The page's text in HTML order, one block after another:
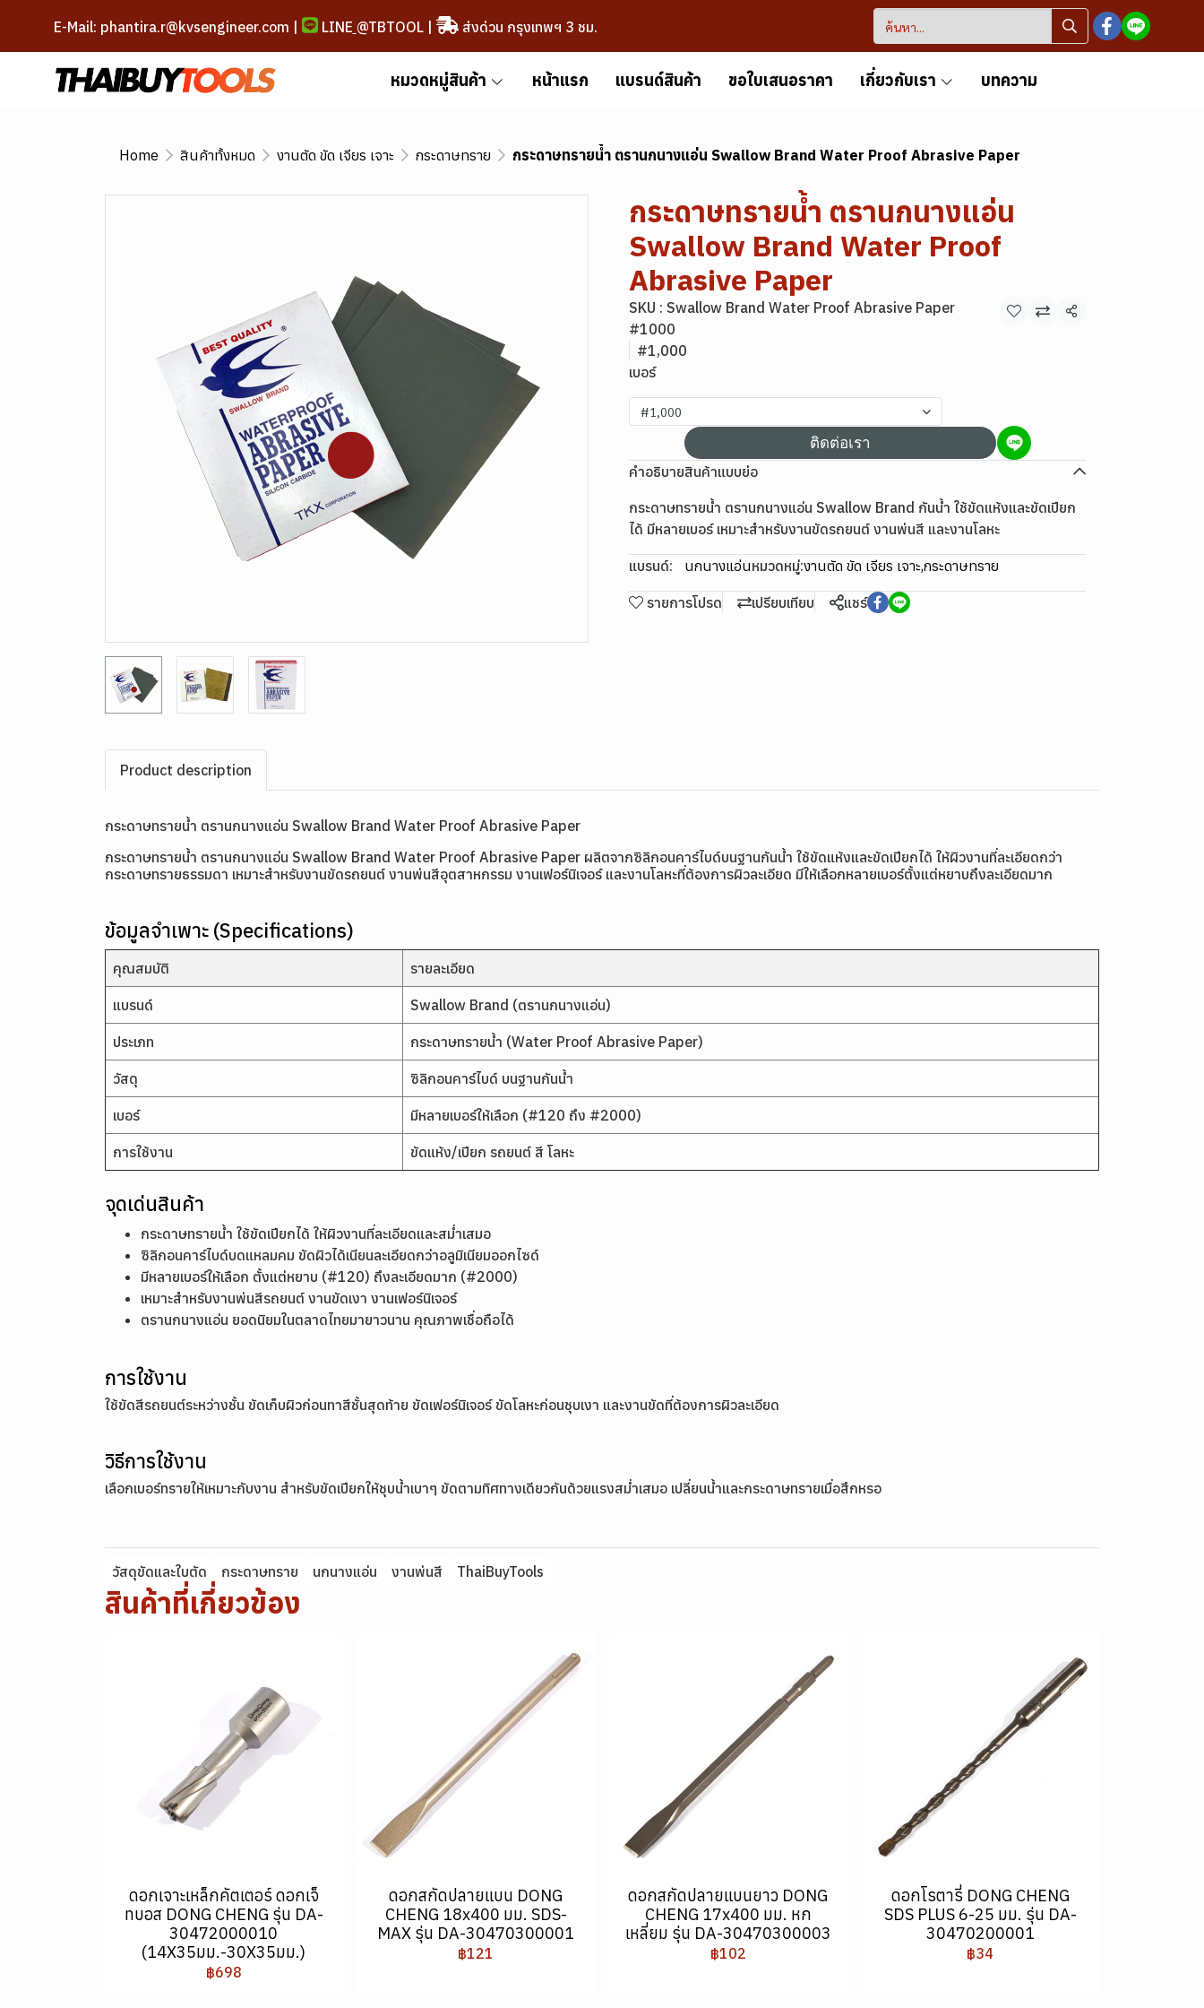
E-Mail: phantira.r@kvsengineer.com | LINE @TBTOOL| ส่งด่วน กรุงเทพฯ 3 ชม.
หมวดหมู่สินค้า หน้าแรก แบรนด์สินค้า ขอใบเสนอราคา เกี่ยวกับเรา บทความ
Home สินค้าทั้งหมด งานตัด ขัด เจียร เจาะ กระดาษทราย กระดาษทรายน้ำ ตรานกนางแอ่น Swallow Brand Water Proof Abrasive Paper
กระดาษทรายน้ำ ตรานกนางแอ่น
Swallow Brand Water Proof
Abrasive Paper
SKU : Swallow Brand Water Proof Abrasive Paper
#1000
#1,000
แชร์
เบอร์
#1,000
ติดต่อเรา
คำอธิบายสินค้าแบบย่อ
กระดาษทรายน้ำ ตรานกนางแอ่น Swallow Brand กันน้ำ ใช้ขัดแห้งและขัดเปียก
ได้ มีหลายเบอร์ เหมาะสำหรับงานขัดรถยนต์ งานพ่นสี และงานโลหะ
แบรนด์: นกนางแอ่นหมวดหมู่:งานตัด ขัด เจียร เจาะ,กระดาษทราย
รายการโปรด เปรียบเทียบ แชร์
Product description
กระดาษทรายน้ำ ตรานกนางแอ่น Swallow Brand Water Proof Abrasive Paper
กระดาษทรายน้ำ ตรานกนางแอ่น Swallow Brand Water Proof Abrasive Paper ผลิตจากซิลิกอนคาร์ไบด์บนฐานกันน้ำ ใช้ขัดแห้งและขัดเปียกได้ ให้ผิวงานที่ละเอียดกว่า
กระดาษทรายธรรมดา เหมาะสำหรับงานขัดรถยนต์ งานพ่นสีอุตสาหกรรม งานเฟอร์นิเจอร์ และงานโลหะที่ต้องการผิวละเอียด มีให้เลือกหลายเบอร์ตั้งแต่หยาบถึงละเอียดมาก
ข้อมูลจำเพาะ (Specifications)
คุณสมบัติ รายละเอียด
แบรนด์ Swallow Brand (ตรานกนางแอ่น)
ประเภท กระดาษทรายน้ำ (Water Proof Abrasive Paper)
วัสดุ ซิลิกอนคาร์ไบด์ บนฐานกันน้ำ
เบอร์ มีหลายเบอร์ให้เลือก (#120 ถึง #2000)
การใช้งาน ขัดแห้ง/เปียก รถยนต์ สี โลหะ
จุดเด่นสินค้า
กระดาษทรายน้ำ ใช้ขัดเปียกได้ ให้ผิวงานที่ละเอียดและสม่ำเสมอ
ซิลิกอนคาร์ไบด์บดแหลมคม ขัดผิวได้เนียนละเอียดกว่าอลูมิเนียมออกไซด์
มีหลายเบอร์ให้เลือก ตั้งแต่หยาบ (#120) ถึงละเอียดมาก (#2000)
เหมาะสำหรับงานพ่นสีรถยนต์ งานขัดเงา งานเฟอร์นิเจอร์
ตรานกนางแอ่น ยอดนิยมในตลาดไทยมายาวนาน คุณภาพเชื่อถือได้
การใช้งาน
ใช้ขัดสีรถยนต์ระหว่างชั้น ขัดเก็บผิวก่อนทาสีชั้นสุดท้าย ขัดเฟอร์นิเจอร์ ขัดโลหะก่อนชุบเงา และงานขัดที่ต้องการผิวละเอียด
วิธีการใช้งาน
เลือกเบอร์ทรายให้เหมาะกับงาน สำหรับขัดเปียกให้ชุบน้ำเบาๆ ขัดตามทิศทางเดียวกันด้วยแรงสม่ำเสมอ เปลี่ยนน้ำและกระดาษทรายเมื่อสึกหรอ
วัสดุขัดและใบตัด กระดาษทราย นกนางแอ่น งานพ่นสี ThaiBuyTools
สินค้าที่เกี่ยวข้อง
ดอกเจาะเหล็กคัตเตอร์ ดอกเจ็
ทบอส DONG CHENG รุ่น DA-
30472000010
(14X35มม.-30X35มม.)
฿698
ดอกสกัดปลายแบน DONG
CHENG 18x400 มม. SDS-
MAX รุ่น DA-30470300001
฿121
ดอกสกัดปลายแบนยาว DONG
CHENG 17x400 มม. หก
เหลี่ยม รุ่น DA-30470300003
฿102
ดอกโรตารี่ DONG CHENG
SDS PLUS 6-25 มม. รุ่น DA-
30470200001
฿34